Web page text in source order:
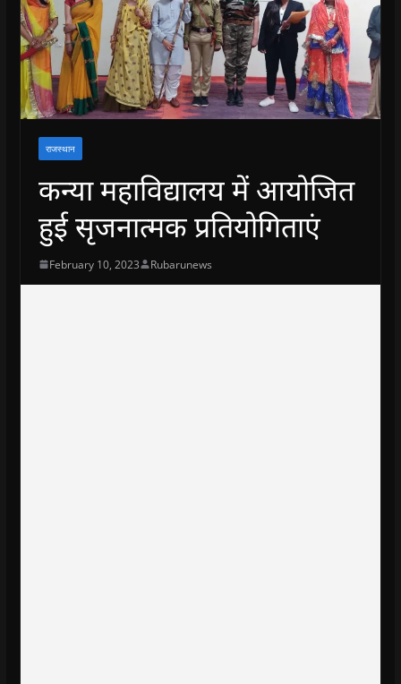
राजस्थान
कन्या महाविद्यालय में आयोजित
हुई सृजनात्मक प्रतियोगिताएं
February 10, 2023 Rubarunews